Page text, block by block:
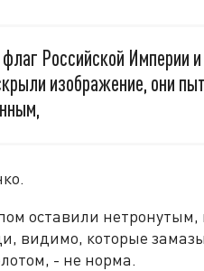
флаг Российской Империи
изображение, они
оставили
видимо, которые
- не норма.